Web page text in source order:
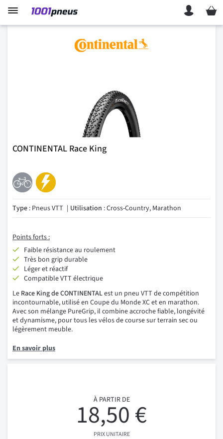
Mon
CONTINENTAL Race King
Type : Pneus VTT Utilisation : Cross-Country, Marathon
Points forts :
Faible résistance au roulement
Très bon grip durable
Léger et réactif
Compatible VTT électrique
Le Race King de CONTINENTALest un pneu VTT de compétition
incontournable, utilisé en Coupe du Monde XC et en marathon.
Avec son mélange PureGrip, il combine accroche fiable, longévité
et dynamisme, pour tous les vélos de course sur terrain sec ou
légèrement meuble.
En savoir plus
À PARTIR DE
18,50 €
PRIX UNITAIRE